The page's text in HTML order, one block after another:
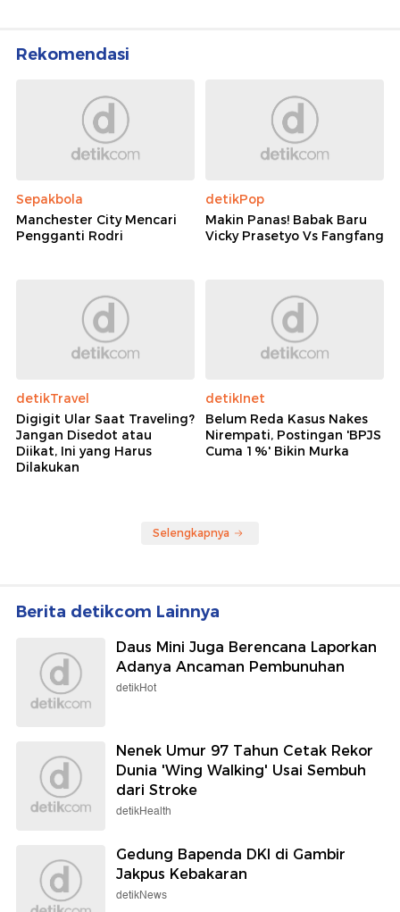
Rekomendasi
Sepakbola
Manchester City Mencari
Pengganti Rodri
detikPop
Makin Panas! Babak Baru
Vicky Prasetyo Vs Fangfang
detikTravel
Digigit Ular Saat Traveling?
Jangan Disedot atau
Diikat, Ini yang Harus
Dilakukan
detikInet
Belum Reda Kasus Nakes
Nirempati, Postingan 'BPJS
Cuma 1%' Bikin Murka
Selengkapnya
Berita detikcom Lainnya
Daus Mini Juga Berencana Laporkan
Adanya Ancaman Pembunuhan
detikHot
Nenek Umur 97 Tahun Cetak Rekor
Dunia 'Wing Walking' Usai Sembuh
dari Stroke
detikHealth
Gedung Bapenda DKI di Gambir
Jakpus Kebakaran
detikNews